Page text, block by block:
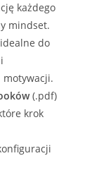
każdego
mindset.
do
motywacji.
(.pdf)
krok